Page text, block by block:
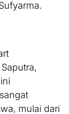
mulai dari